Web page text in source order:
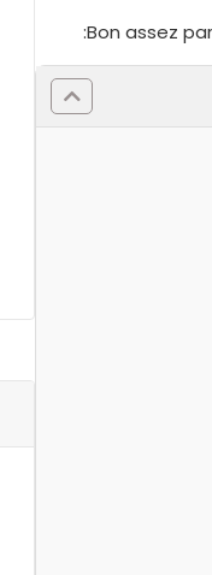
Bon assez